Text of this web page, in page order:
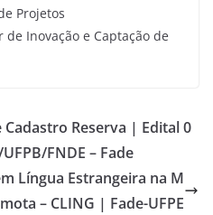
Projetos
Inovação e Captação de
Reserva | Edital 0
FNDE – Fade
Língua Estrangeira na M
– CLING | Fade-UFPE